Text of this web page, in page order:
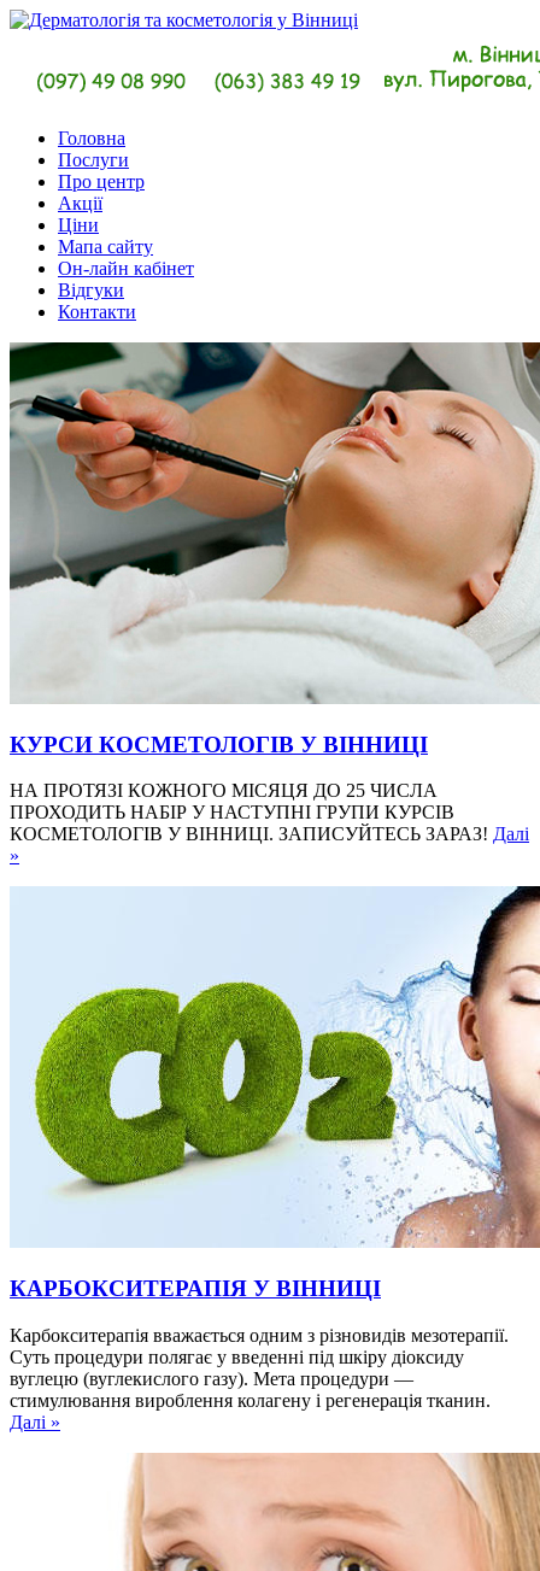
Головна
Послуги
Про центр
Акції
Ціни
Мапа сайту
Он-лайн кабінет
Відгуки
Контакти
КУРСИ КОСМЕТОЛОГІВ У ВІННИЦІ
НА ПРОТЯЗІ КОЖНОГО МІСЯЦЯ ДО 25 ЧИСЛА
ПРОХОДИТЬ НАБІР У НАСТУПНІ ГРУПИ КУРСІВ
КОСМЕТОЛОГІВ У ВІННИЦІ. ЗАПИСУЙТЕСЬ ЗАРАЗ! Далі
»
КАРБОКСИТЕРАПІЯ У ВІННИЦІ
Карбокситерапія вважається одним з різновидів мезотерапії.
Суть процедури полягає у введенні під шкіру діоксиду
вуглецю (вуглекислого газу). Мета процедури —
стимулювання вироблення колагену і регенерація тканин.
Далі »